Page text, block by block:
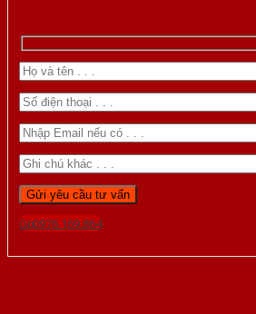
Gọi 0976.169.864